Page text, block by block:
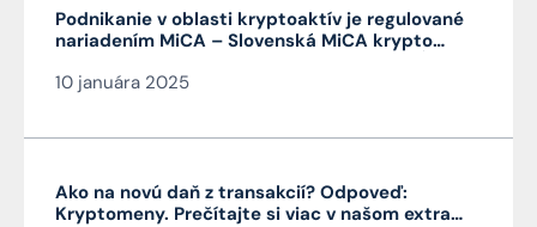
Podnikanie v oblasti kryptoaktív je regulované
nariadením MiCA – Slovenská MiCA krypto
10 januára 2025
Ako na novú daň z transakcií? Odpoveď:
Kryptomeny. Prečítajte si viac v našom extra